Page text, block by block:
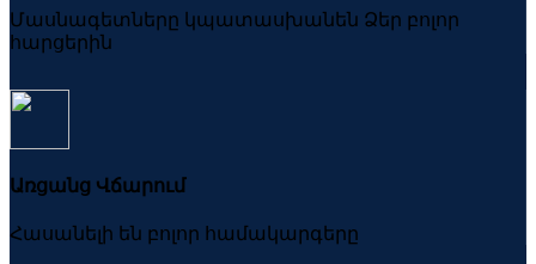
Մասնագետները կպատասխանեն Ձեր բոլոր
հարցերին
Առցանց Վճարում
Հասանելի են բոլոր համակարգերը